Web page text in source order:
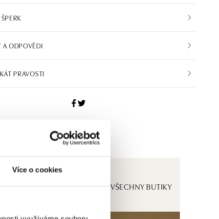
Více o cookies
A ODPOVĚDI
PRAVOSTI
ZOBRAZIT VŠECHNY BUTIKY